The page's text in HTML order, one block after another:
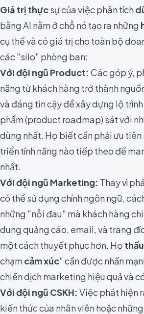
Giá trị thựcsự của việc phân tích
bằng AI nằm ở chỗ nó tạo ra những
cụ thể và có giá trị cho toàn bộ
các "silo" phòng ban:
Với đội ngũ Product: Các góp ý,
năng từ khách hàng trở thành
và đáng tin cậy để xây dựng lộ
phẩm (product roadmap) sát với
dùng nhất. Họ biết cần phải ưu
triển tính năng nào tiếp theo để
nhất.
Với đội ngũ Marketing: Thay vì
có thể sử dụng chính ngôn ngữ,
những "nỗi đau" mà khách hàng
dung quảng cáo, email, và trang
một cách thuyết phục hơn. Họ
chạmcảm xúc" cần được nhấn
chiến dịch marketing hiệu quả và
Với đội ngũ CSKH: Việc phát hiện
kiến thức của nhân viên hoặc